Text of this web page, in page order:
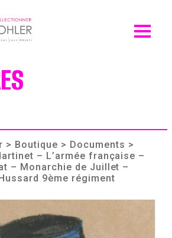
> Boutique > Documents >
– L’armée française –
– Monarchie de Juillet –
9ème régiment